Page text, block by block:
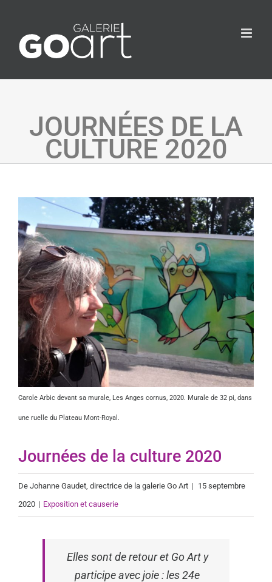
JOURNÉES DE LA
CULTURE 2020
Agrandir
l&apos;image
Carole Arbic devant sa murale, Les Anges cornus, 2020. Murale de 32 pi, dans
une ruelle du Plateau Mont-Royal.
Journées de la culture 2020
De Johanne Gaudet , directrice de la galerie Go Art |
15 septembre
2020 | Exposition et causerie
Elles sont de retour et Go Art y
participe avec joie : les 24e